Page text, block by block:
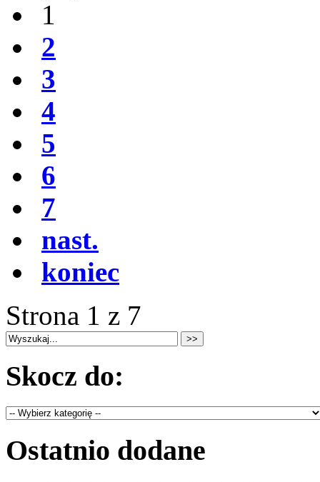
1
2
3
4
5
6
7
nast.
koniec
Strona 1 z 7
Skocz do:
Ostatnio dodane